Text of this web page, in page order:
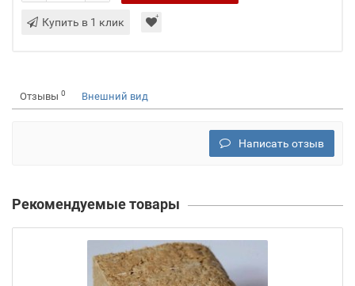
Купить в 1 клик
Отзывы 0 Внешний вид
Написать отзыв
Рекомендуемые товары